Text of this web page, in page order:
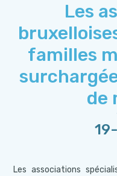
Les
familles
de
Les associations